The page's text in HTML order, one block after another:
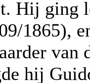
Hij ging
1865),
van
hij